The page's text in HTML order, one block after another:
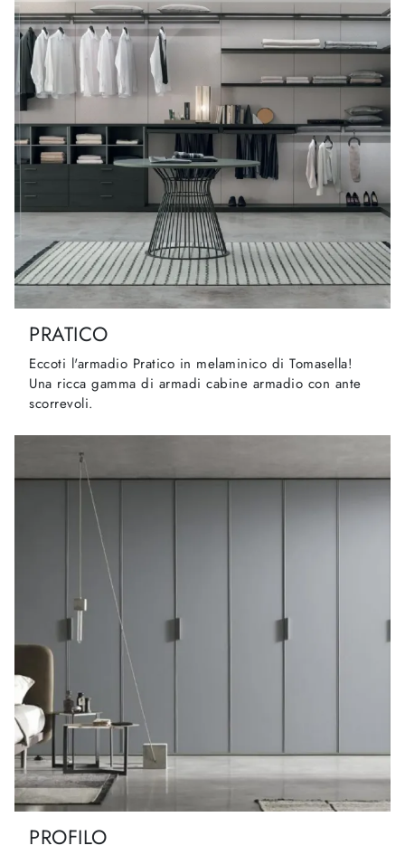
PRATICO
Eccoti l'armadio Pratico in melaminico di Tomasella!
Una ricca gamma di armadi cabine armadio con ante
scorrevoli.
PROFILO